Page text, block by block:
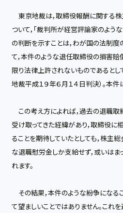
東京地裁は，取締役報酬に関する
ついて，「裁判所が経営評論家のよう
の判断を示すことは，わが国の法制度
て，本件のような退任取締役の損害
限り法律上許されないものであるとし
地裁平成１９年６月１４日判決）。本件
この考え方によれば，過去の退職
受け取ってきた経緯があり，取締役
ることを期待していたとしても，株主
な退職慰労金しか支給せず，或いはま
れます。
その結果，本件のような紛争になる
て望ましいことではありません。これ